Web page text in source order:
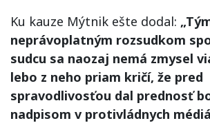
Ku kauze Mýtnik ešte dodal:
neprávoplatným rozsudkom
sudcu sa naozaj nemá zmysel
lebo z neho priam kričí, že pred
spravodlivosťou dal prednosť
nadpisom v protivládnych